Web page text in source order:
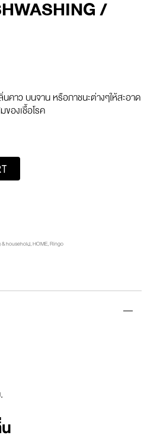
/
คาว บนจาน หรือภาชนะต่างๆให้สะอาด
องเชื้อโรค
household,HOME,Ringo